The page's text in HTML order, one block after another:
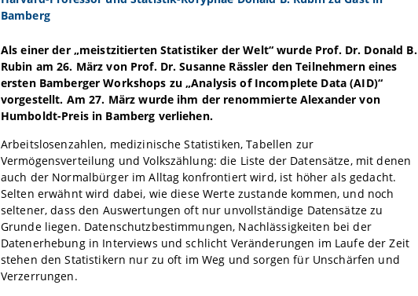
Bamberg
Als einer der „meistzitierten Statistiker der Welt“ wurde Prof. Dr. Donald B.
Rubin am 26. März von Prof. Dr. Susanne Rässler den Teilnehmern eines
ersten Bamberger Workshops zu „Analysis of Incomplete Data (AID)“
vorgestellt. Am 27. März wurde ihm der renommierte Alexander von
Humboldt-Preis in Bamberg verliehen.
Arbeitslosenzahlen, medizinische Statistiken, Tabellen zur
Vermögensverteilung und Volkszählung: die Liste der Datensätze, mit denen
auch der Normalbürger im Alltag konfrontiert wird, ist höher als gedacht.
Selten erwähnt wird dabei, wie diese Werte zustande kommen, und noch
seltener, dass den Auswertungen oft nur unvollständige Datensätze zu
Grunde liegen. Datenschutzbestimmungen, Nachlässigkeiten bei der
Datenerhebung in Interviews und schlicht Veränderungen im Laufe der Zeit
stehen den Statistikern nur zu oft im Weg und sorgen für Unschärfen und
Verzerrungen.